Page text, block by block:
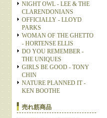
NIGHT OWL - LEE & THE
CLARENDONIANS
OFFICIALLY - LLOYD
PARKS
WOMAN OF THE GHETTO
- HORTENSE ELLIS
DO YOU REMEMBER -
THE UNIQUES
GIRLS BE GOOD - TONY
CHIN
NATURE PLANNED IT -
KEN BOOTHE
売れ筋商品